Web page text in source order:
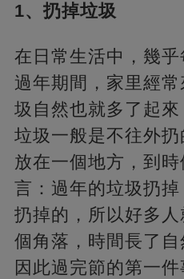
1、扔掉垃圾
在日常生活中，幾乎
過年期間，家里經
圾自然也就多了起
垃圾一般是不往外
放在一個地方，到
言：過年的垃圾扔
扔掉的，所以好多
個角落，時間長了自
因此過完節的第一件